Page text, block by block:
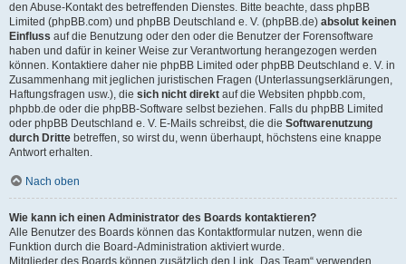
den Abuse-Kontakt des betreffenden Dienstes. Bitte beachte, dass phpBB
Limited (phpBB.com) und phpBB Deutschland e. V. (phpBB.de) absolut keinen
Einfluss auf die Benutzung oder den oder die Benutzer der Forensoftware
haben und dafür in keiner Weise zur Verantwortung herangezogen werden
können. Kontaktiere daher nie phpBB Limited oder phpBB Deutschland e. V. in
Zusammenhang mit jeglichen juristischen Fragen (Unterlassungserklärungen,
Haftungsfragen usw.), die sich nicht direkt auf die Websiten phpbb.com,
phpbb.de oder die phpBB-Software selbst beziehen. Falls du phpBB Limited
oder phpBB Deutschland e. V. E-Mails schreibst, die die Softwarenutzung
durch Dritte betreffen, so wirst du, wenn überhaupt, höchstens eine knappe
Antwort erhalten.
Nach oben
Wie kann ich einen Administrator des Boards kontaktieren?
Alle Benutzer des Boards können das Kontaktformular nutzen, wenn die
Funktion durch die Board-Administration aktiviert wurde.
Mitglieder des Boards können zusätzlich den Link „Das Team“ verwenden.